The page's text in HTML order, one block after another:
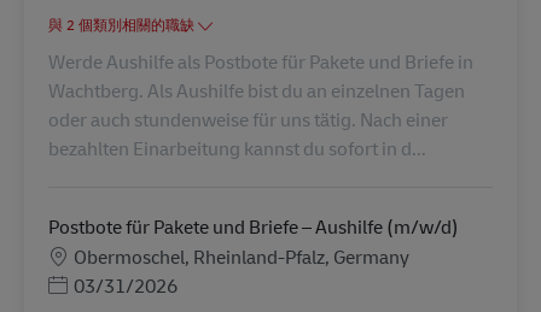
與 2 個類別相關的職缺
Werde Aushilfe als Postbote für Pakete und Briefe in
Wachtberg. Als Aushilfe bist du an einzelnen Tagen
oder auch stundenweise für uns tätig. Nach einer
bezahlten Einarbeitung kannst du sofort in d...
Postbote für Pakete und Briefe – Aushilfe (m/w/d)
地點Obermoschel, Rheinland-Pfalz, Germany
Posted Date
03/31/2026